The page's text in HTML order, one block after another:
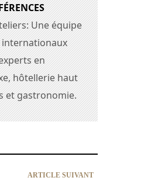
Une équipe
en
hôtellerie haut
et gastronomie.
ARTICLE SUIVANT